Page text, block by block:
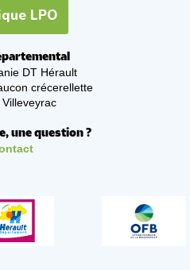
LPO
DT Hérault
crécerellette
une question ?